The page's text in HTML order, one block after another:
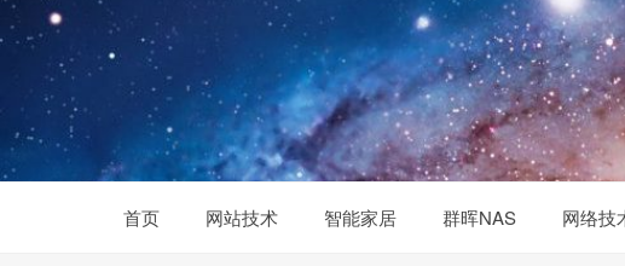
Skip
to
content
首页 网站技术 智能家居 群晖NAS 网络技